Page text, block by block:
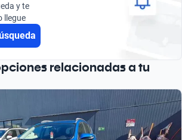
y te
llegue
relacionadas a tu